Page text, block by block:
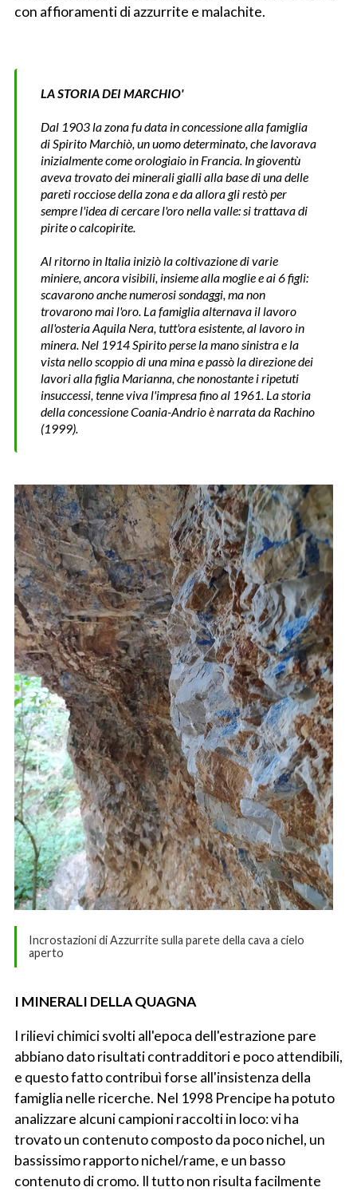
con affioramenti di azzurrite e malachite.
LA STORIA DEI MARCHIO'
Dal 1903 la zona fu data in concessione alla famiglia
di Spirito Marchiò, un uomo determinato, che lavorava
inizialmente come orologiaio in Francia. In gioventù
aveva trovato dei minerali gialli alla base di una delle
pareti rocciose della zona e da allora gli restò per
sempre l'idea di cercare l'oro nella valle: si trattava di
pirite o calcopirite.
Al ritorno in Italia iniziò la coltivazione di varie
miniere, ancora visibili, insieme alla moglie e ai 6 figli:
scavarono anche numerosi sondaggi, ma non
trovarono mai l'oro. La famiglia alternava il lavoro
all'osteria Aquila Nera, tutt'ora esistente, al lavoro in
minera. Nel 1914 Spirito perse la mano sinistra e la
vista nello scoppio di una mina e passò la direzione dei
lavori alla figlia Marianna, che nonostante i ripetuti
insuccessi, tenne viva l'impresa fino al 1961. La storia
della concessione Coania-Andrio è narrata da Rachino
(1999).
Incrostazioni di Azzurrite sulla parete della cava a cielo
aperto
I MINERALI DELLA QUAGNA
I rilievi chimici svolti all'epoca dell'estrazione pare
abbiano dato risultati contradditori e poco attendibili,
e questo fatto contribuì forse all'insistenza della
famiglia nelle ricerche. Nel 1998 Prencipe ha potuto
analizzare alcuni campioni raccolti in loco: vi ha
trovato un contenuto composto da poco nichel, un
bassissimo rapporto nichel/rame, e un basso
contenuto di cromo. Il tutto non risulta facilmente